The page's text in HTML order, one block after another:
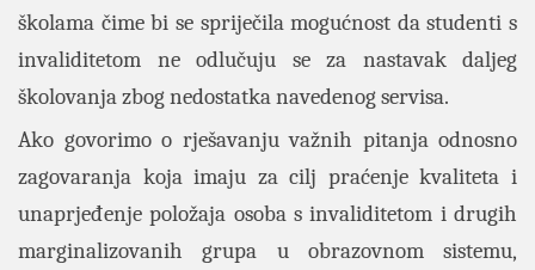
školama čime bi se spriječila mogućnost da studenti s
invaliditetom ne odlučuju se za nastavak daljeg
školovanja zbog nedostatka navedenog servisa.
Ako govorimo o rješavanju važnih pitanja odnosno
zagovaranja koja imaju za cilj praćenje kvaliteta i
unaprjeđenje položaja osoba s invaliditetom i drugih
marginalizovanih grupa u obrazovnom sistemu,